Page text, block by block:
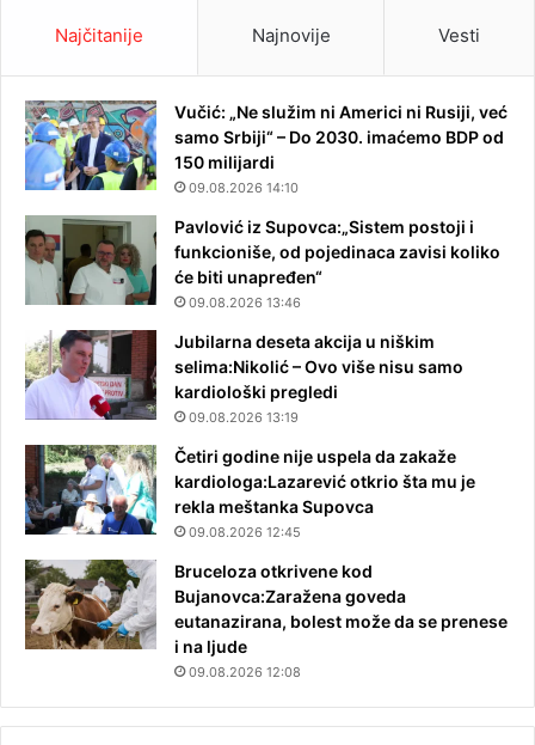
Najčitanije Najnovije Vesti
Vučić: „Ne služim ni Americi ni Rusiji, već
samo Srbiji“ – Do 2030. imaćemo BDP od
150 milijardi
09.08.2026 14:10
Pavlović iz Supovca:„Sistem postoji i
funkcioniše, od pojedinaca zavisi koliko
će biti unapređen“
09.08.2026 13:46
Jubilarna deseta akcija u niškim
selima:Nikolić – Ovo više nisu samo
kardiološki pregledi
09.08.2026 13:19
Četiri godine nije uspela da zakaže
kardiologa:Lazarević otkrio šta mu je
rekla meštanka Supovca
09.08.2026 12:45
Bruceloza otkrivene kod
Bujanovca:Zaražena goveda
eutanazirana, bolest može da se prenese
i na ljude
09.08.2026 12:08